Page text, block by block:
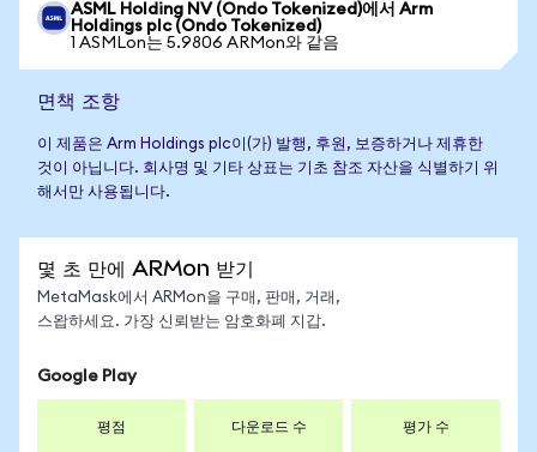
ASML Holding NV (Ondo Tokenized)에서 Arm
Holdings plc (Ondo Tokenized)
1 ASMLon는 5.9806 ARMon와 같음
면책 조항
이 제품은 Arm Holdings plc이(가) 발행, 후원, 보증하거나 제휴한
것이 아닙니다. 회사명 및 기타 상표는 기초 참조 자산을 식별하기 위
해서만 사용됩니다.
몇 초 만에 ARMon 받기
MetaMask에서 ARMon을 구매, 판매, 거래,
스왑하세요. 가장 신뢰받는 암호화폐 지갑.
Google Play
평점 다운로드 수 평가 수